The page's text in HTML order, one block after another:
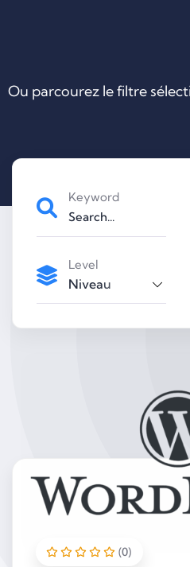
Ou parcourez le filtre
Keyword
Level
Niveau
(0)